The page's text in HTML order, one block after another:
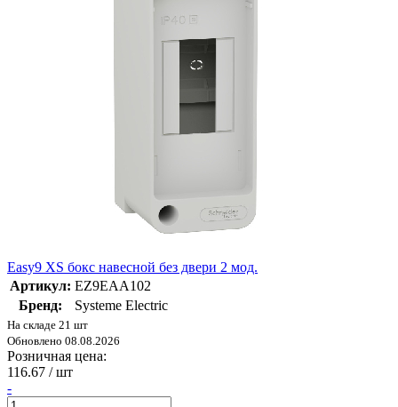
Easy9 XS бокс навесной без двери 2 мод.
Артикул: EZ9EAA102
Бренд:
Systeme Electric
На складе 21 шт
Обновлено 08.08.2026
Розничная цена:
116.67 / шт
-